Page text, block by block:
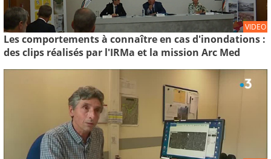
VIDEO
Les comportements à connaître en cas d'inondations :
des clips réalisés par l'IRMa et la mission Arc Med